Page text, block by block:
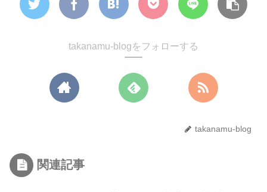
takanamu-blogをフォローする
takanamu-blog
関連記事